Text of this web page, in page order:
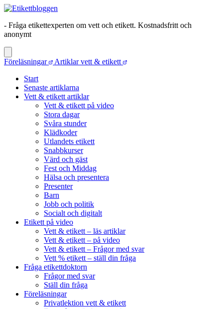
- Fråga etikettexperten om vett och etikett. Kostnadsfritt och
anonymt
Föreläsningar
Artiklar vett & etikett
Start
Senaste artiklarna
Vett & etikett artiklar
Vett & etikett på video
Stora dagar
Svåra stunder
Klädkoder
Utlandets etikett
Snabbkurser
Värd och gäst
Fest och Middag
Hälsa och presentera
Presenter
Barn
Jobb och politik
Socialt och digitalt
Etikett på video
Vett & etikett – läs artiklar
Vett & etikett – på video
Vett & etikett – Frågor med svar
Vett % etikett – ställ din fråga
Fråga etikettdoktorn
Frågor med svar
Ställ din fråga
Föreläsningar
Privatlektion vett & etikett